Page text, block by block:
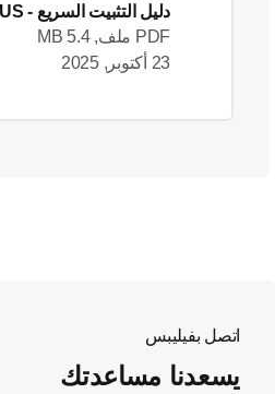
دليل التثبيت السريع- English (US)
PDF ملف, 5.4 MB
23 أكتوبر, 2025
اتصل بفيليبس
يسعدنا مساعدتك